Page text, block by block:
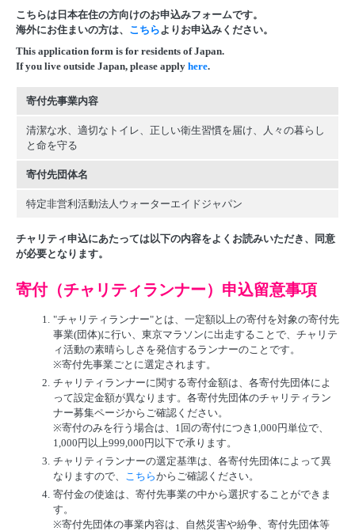
こちらは日本在住の方向けのお申込みフォームです。
海外にお住まいの方は、 こちらよりお申込みください。
This application form is for residents of Japan.
If you live outside Japan, please apply here.
寄付先事業内容
清潔な水、適切なトイレ、正しい衛生習慣を届け、人々の暮らし
と命を守る
寄付先団体名
特定非営利活動法人ウォーターエイドジャパン
チャリティ申込にあたっては以下の内容をよくお読みいただき、同意
が必要となります。
寄付（チャリティランナー）申込留意事項
1. "チャリティランナー"とは、一定額以上の寄付を対象の寄付先
事業(団体)に行い、東京マラソンに出走することで、チャリテ
ィ活動の素晴らしさを発信するランナーのことです。
※寄付先事業ごとに選定されます。
2. チャリティランナーに関する寄付金額は、各寄付先団体によ
って設定金額が異なります。各寄付先団体のチャリティラン
ナー募集ページからご確認ください。
※寄付のみを行う場合は、1回の寄付につき1,000円単位で、
1,000円以上999,000円以下で承ります。
3. チャリティランナーの選定基準は、各寄付先団体によって異
なりますので、 こちらからご確認ください。
4. 寄付金の使途は、寄付先事業の中から選択することができま
す。
※寄付先団体の事業内容は、自然災害や紛争、寄付先団体等